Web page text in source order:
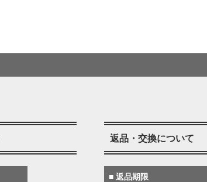
返品・交換について
■ 返品期限